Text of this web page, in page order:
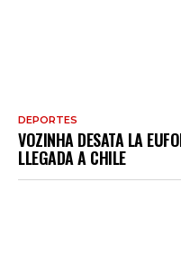
DEPORTES
VOZINHA DESATA LA
LLEGADA A CHILE